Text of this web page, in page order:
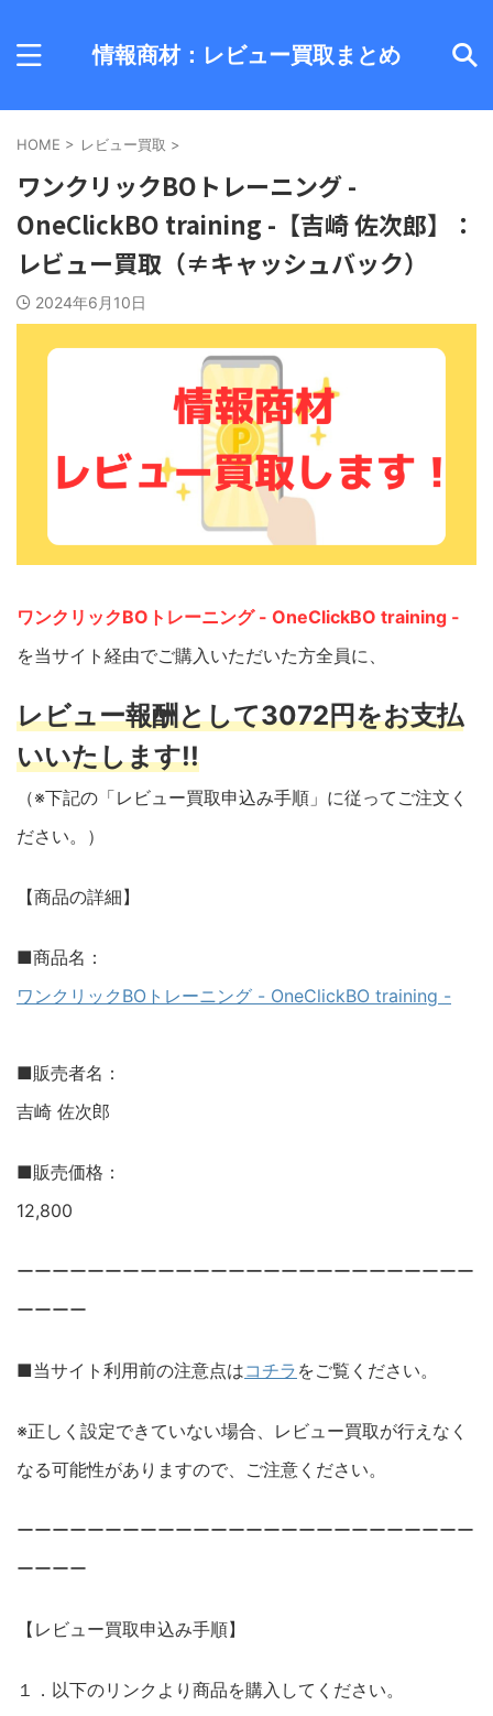
情報商材：レビュー買取まとめ
HOME > レビュー買取 >
ワンクリックBOトレーニング -
OneClickBO training -【吉崎 佐次郎】：
レビュー買取（≠キャッシュバック）
2024年6月10日
ワンクリックBOトレーニング - OneClickBO training -
を当サイト経由でご購入いただいた方全員に、
レビュー報酬として3072円をお支払
いいたします!!
（※下記の「レビュー買取申込み手順」に従ってご注文く
ださい。）
【商品の詳細】
■商品名：
ワンクリックBOトレーニング - OneClickBO training -
■販売者名：
吉崎 佐次郎
■販売価格：
12,800
ーーーーーーーーーーーーーーーーーーーーーーーーーー
ーーーー
■当サイト利用前の注意点はコチラ をご覧ください。
※正しく設定できていない場合、レビュー買取が行えなく
なる可能性がありますので、ご注意ください。
ーーーーーーーーーーーーーーーーーーーーーーーーーー
ーーーー
【レビュー買取申込み手順】
１．以下のリンクより商品を購入してください。